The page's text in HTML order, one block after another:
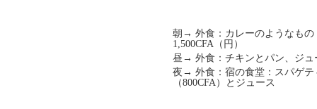
朝→ 外食：カレーのようなもの
1,500CFA（円）
昼→ 外食：チキンとパン、ジュ
夜→ 外食：宿の食堂：スパゲテ
（800CFA）とジュース